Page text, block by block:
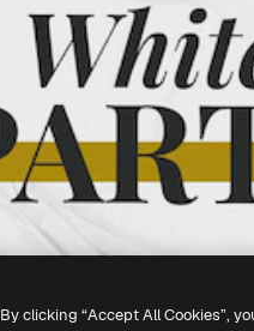
By clicking “Accept All Cookies”,